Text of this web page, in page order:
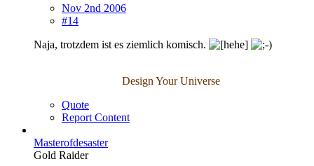
Nov 2nd 2006
#14
Naja, trotzdem ist es ziemlich komisch.
Design Your Universe
Quote
Report Content
Masterofdesaster
Gold Raider